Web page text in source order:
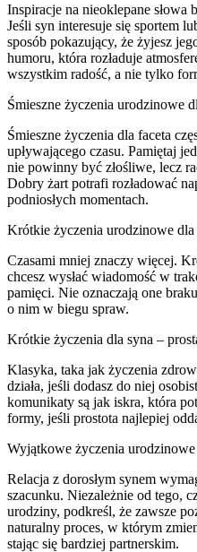
Inspiracje na nieoklepane słowa
Jeśli syn interesuje się sportem
sposób pokazujący, że żyjesz
humoru, która rozładuje
wszystkim radość, a nie tylko
Śmieszne życzenia urodzinowe
Śmieszne życzenia dla faceta
upływającego czasu. Pamiętaj
nie powinny być złośliwe, lecz
Dobry żart potrafi rozładować
podniosłych momentach.
Krótkie życzenia urodzinowe
Czasami mniej znaczy więcej.
chcesz wysłać wiadomość w
pamięci. Nie oznaczają one
o nim w biegu spraw.
Krótkie życzenia dla syna –
Klasyka, taka jak życzenia
działa, jeśli dodasz do niej
komunikaty są jak iskra, która
formy, jeśli prostota najlepiej
Wyjątkowe życzenia
Relacja z dorosłym synem
szacunku. Niezależnie od tego,
urodziny, podkreśl, że zawsze
naturalny proces, w którym
stając się bardziej partnerskim.